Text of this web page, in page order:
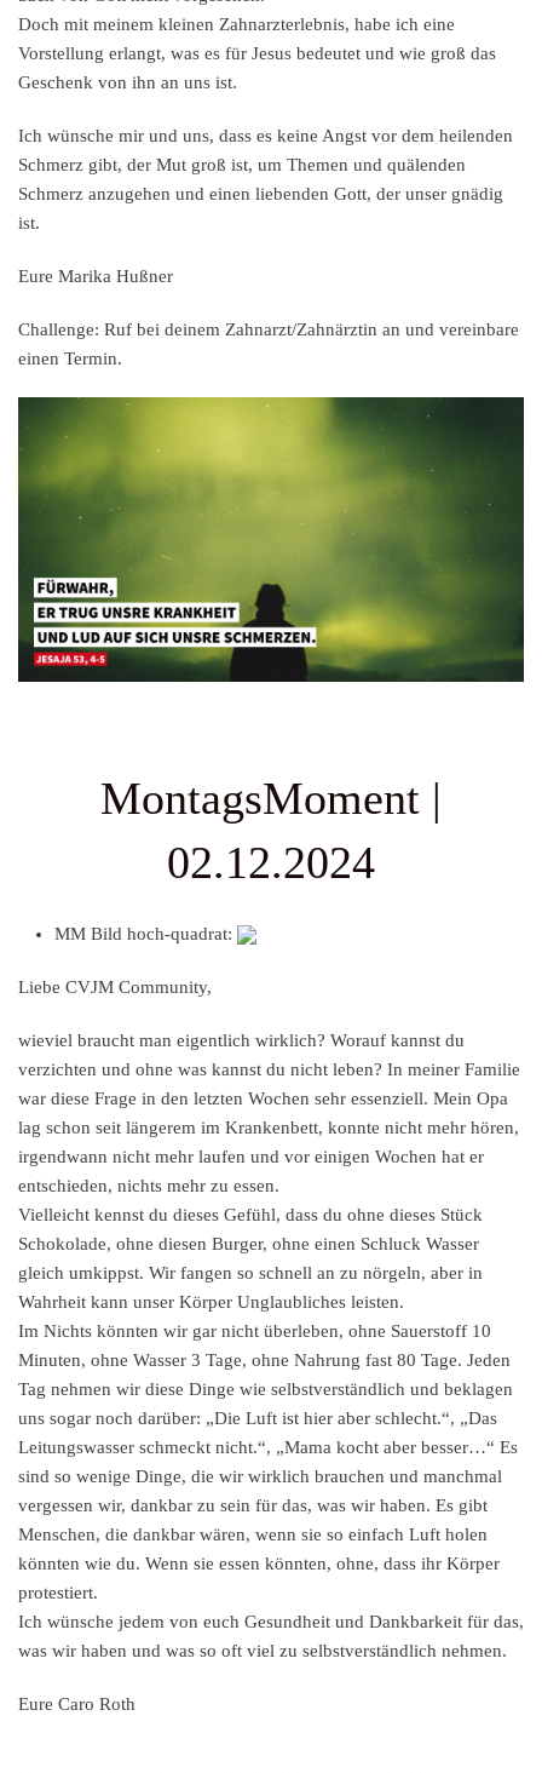
Doch mit meinem kleinen Zahnarzterlebnis, habe ich eine
Vorstellung erlangt, was es für Jesus bedeutet und wie groß das
Geschenk von ihn an uns ist.
Ich wünsche mir und uns, dass es keine Angst vor dem heilenden
Schmerz gibt, der Mut groß ist, um Themen und quälenden
Schmerz anzugehen und einen liebenden Gott, der unser gnädig
ist.
Eure Marika Hußner
Challenge: Ruf bei deinem Zahnarzt/Zahnärztin an und vereinbare
einen Termin.
MontagsMoment |
02.12.2024
MM Bild hoch-quadrat:
Liebe CVJM Community,
wieviel braucht man eigentlich wirklich? Worauf kannst du
verzichten und ohne was kannst du nicht leben? In meiner Familie
war diese Frage in den letzten Wochen sehr essenziell. Mein Opa
lag schon seit längerem im Krankenbett, konnte nicht mehr hören,
irgendwann nicht mehr laufen und vor einigen Wochen hat er
entschieden, nichts mehr zu essen.
Vielleicht kennst du dieses Gefühl, dass du ohne dieses Stück
Schokolade, ohne diesen Burger, ohne einen Schluck Wasser
gleich umkippst. Wir fangen so schnell an zu nörgeln, aber in
Wahrheit kann unser Körper Unglaubliches leisten.
Im Nichts könnten wir gar nicht überleben, ohne Sauerstoff 10
Minuten, ohne Wasser 3 Tage, ohne Nahrung fast 80 Tage. Jeden
Tag nehmen wir diese Dinge wie selbstverständlich und beklagen
uns sogar noch darüber: „Die Luft ist hier aber schlecht.“, „Das
Leitungswasser schmeckt nicht.“, „Mama kocht aber besser…“ Es
sind so wenige Dinge, die wir wirklich brauchen und manchmal
vergessen wir, dankbar zu sein für das, was wir haben. Es gibt
Menschen, die dankbar wären, wenn sie so einfach Luft holen
könnten wie du. Wenn sie essen könnten, ohne, dass ihr Körper
protestiert.
Ich wünsche jedem von euch Gesundheit und Dankbarkeit für das,
was wir haben und was so oft viel zu selbstverständlich nehmen.
Eure Caro Roth